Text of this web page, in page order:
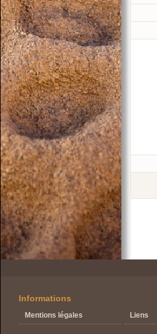
Informations
Mentions légales Liens